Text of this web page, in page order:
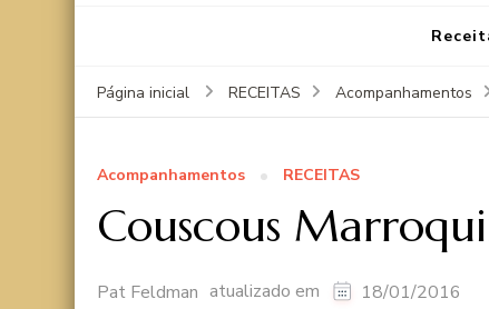
Página inicial RECEITAS Acompanhamentos
Acompanhamentos RECEITAS
Couscous
Pat Feldman atualizado em 18/01/2016